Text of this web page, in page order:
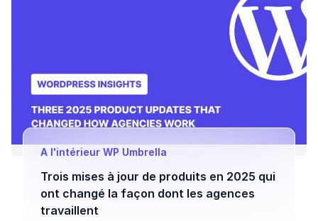
A l'intérieur WP Umbrella
Trois mises à jour de produits en 2025 qui
ont changé la façon dont les agences
travaillent